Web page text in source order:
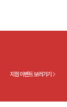
지점 이벤트 보러가기